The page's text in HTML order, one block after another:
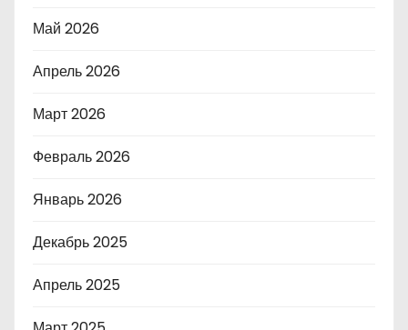
Май 2026
Апрель 2026
Март 2026
Февраль 2026
Январь 2026
Декабрь 2025
Апрель 2025